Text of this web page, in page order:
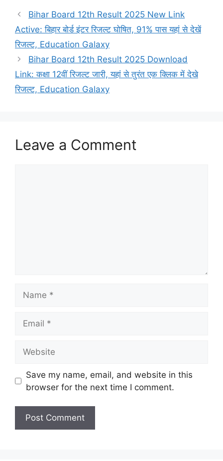
Bihar Board 12th Result 2025 New Link
Active: बिहार बोर्ड इंटर रिजल्ट घोषित, 91% पास यहां से देखें
रिजल्ट, Education Galaxy
Bihar Board 12th Result 2025 Download
Link: कक्षा 12वीं रिजल्ट जारी, यहां से तुरंत एक क्लिक में देखे
रिजल्ट, Education Galaxy
Leave a Comment
Save my name, email, and website in this
browser for the next time I comment.